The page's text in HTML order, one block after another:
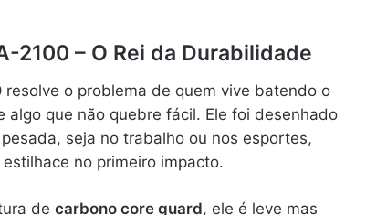
2100 – O Rei da Durabilidade
resolve o problema de quem vive batendo o
algo que não quebre fácil. Ele foi desenhado
seja no trabalho ou nos esportes,
no primeiro impacto.
de carbono core guard, ele é leve mas